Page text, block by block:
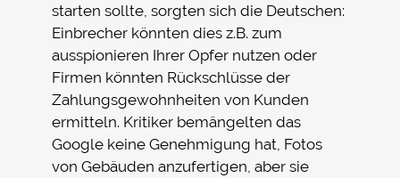
starten sollte, sorgten sich die Deutschen:
Einbrecher könnten dies z.B. zum
ausspionieren Ihrer Opfer nutzen oder
Firmen könnten Rückschlüsse der
Zahlungsgewohnheiten von Kunden
ermitteln. Kritiker bemängelten das
Google keine Genehmigung hat, Fotos
von Gebäuden anzufertigen, aber sie